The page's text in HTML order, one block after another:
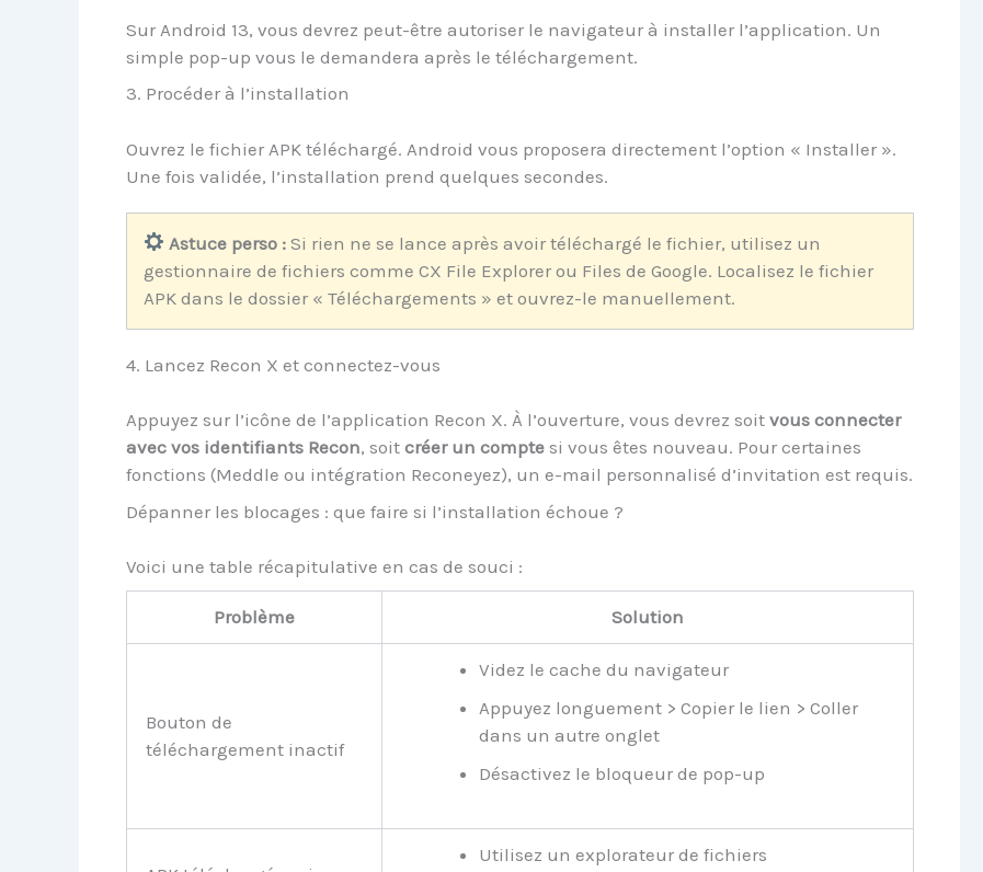
Sur Android 13, vous devrez peut-être autoriser le navigateur à installer l’application. Un
simple pop-up vous le demandera après le téléchargement.
3. Procéder à l’installation
Ouvrez le fichier APK téléchargé. Android vous proposera directement l’option « Installer ».
Une fois validée, l’installation prend quelques secondes.
Astuce perso :Si rien ne se lance après avoir téléchargé le fichier, utilisez un
gestionnaire de fichiers comme CX File Explorer ou Files de Google. Localisez le fichier
APK dans le dossier « Téléchargements » et ouvrez-le manuellement.
4. Lancez Recon X et connectez-vous
Appuyez sur l’icône de l’application Recon X. À l’ouverture, vous devrez soit vous connecter
avec vos identifiants Recon, soit créer un comptesi vous êtes nouveau. Pour certaines
fonctions (Meddle ou intégration Reconeyez), un e-mail personnalisé d’invitation est requis.
Dépanner les blocages : que faire si l’installation échoue ?
Voici une table récapitulative en cas de souci :
Problème Solution
Bouton de
téléchargement inactif
Videz le cache du navigateur
Appuyez longuement > Copier le lien > Coller
dans un autre onglet
Désactivez le bloqueur de pop-up
Utilisez un explorateur de fichiers